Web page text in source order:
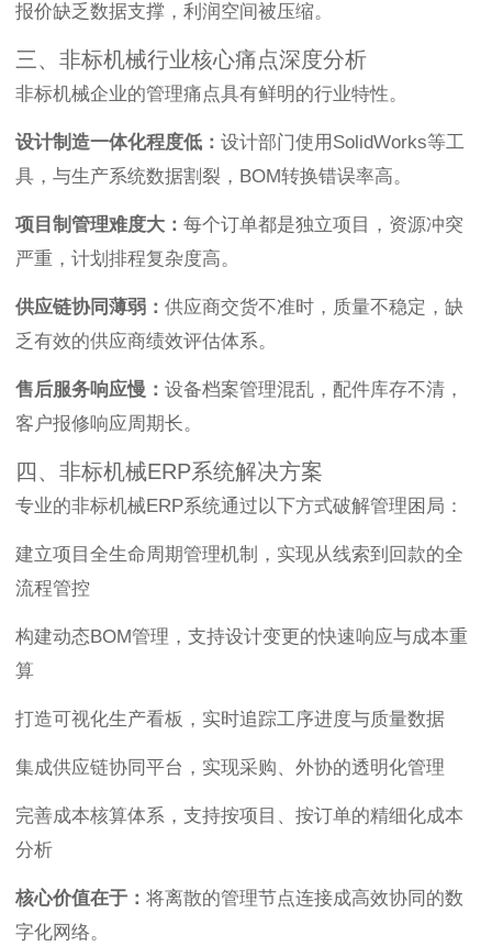
报价缺乏数据支撑，利润空间被压缩。
三、非标机械行业核心痛点深度分析
非标机械企业的管理痛点具有鲜明的行业特性。
设计制造一体化程度低： 设计部门使用SolidWorks等工
具，与生产系统数据割裂，BOM转换错误率高。
项目制管理难度大： 每个订单都是独立项目，资源冲突
严重，计划排程复杂度高。
供应链协同薄弱： 供应商交货不准时，质量不稳定，缺
乏有效的供应商绩效评估体系。
售后服务响应慢： 设备档案管理混乱，配件库存不清，
客户报修响应周期长。
四、非标机械ERP系统解决方案
专业的非标机械ERP系统通过以下方式破解管理困局：
建立项目全生命周期管理机制，实现从线索到回款的全
流程管控
构建动态BOM管理，支持设计变更的快速响应与成本重
算
打造可视化生产看板，实时追踪工序进度与质量数据
集成供应链协同平台，实现采购、外协的透明化管理
完善成本核算体系，支持按项目、按订单的精细化成本
分析
核心价值在于： 将离散的管理节点连接成高效协同的数
字化网络。